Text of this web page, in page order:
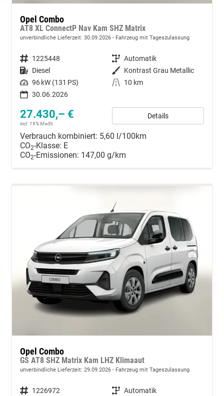
Opel Combo
AT8 XL ConnectP Nav Kam SHZ Matrix
unverbindliche Lieferzeit: 30.09.2026 Fahrzeug mit Tageszulassung
Fahrzeugnummer 1225448 Getriebe Automatik
Kraftstoff Diesel Außenfarbe Kontrast Grau Metallic
Leistung 96 kW (131 PS) Kilometerstand
10 km
30.06.2026
27.430,– €
incl. 19% MwSt.
Details
Verbrauch kombiniert: 5,60 l/100km
CO2-Klasse: E
CO2-Emissionen: 147,00 g/km
Opel Combo
GS AT8 SHZ Matrix Kam LHZ Klimaaut
unverbindliche Lieferzeit: 29.09.2026 Fahrzeug mit Tageszulassung
Fahrzeugnummer 1226972 Getriebe Automatik